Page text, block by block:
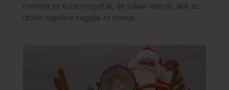
mindent be is csomagoltak, de sokan vannak, akik az
utolsó napokra hagyják az ünnepi...